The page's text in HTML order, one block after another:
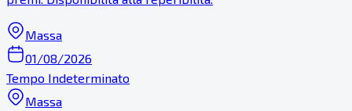
Massa
01/08/2026
Tempo Indeterminato
Massa